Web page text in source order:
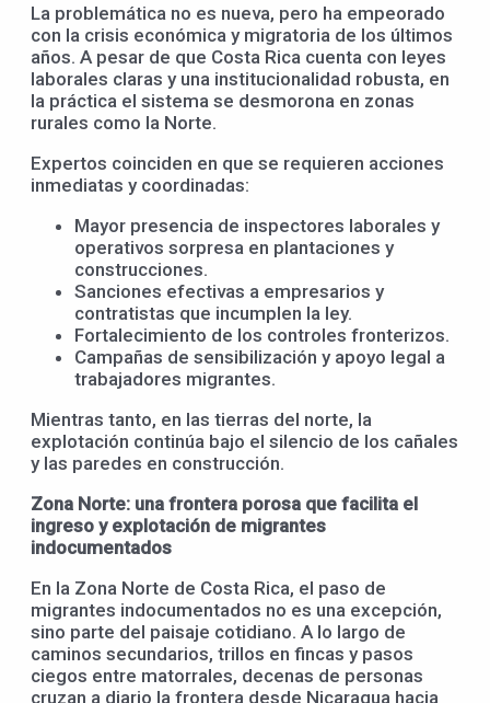
La problemática no es nueva, pero ha empeorado
con la crisis económica y migratoria de los últimos
años. A pesar de que Costa Rica cuenta con leyes
laborales claras y una institucionalidad robusta, en
la práctica el sistema se desmorona en zonas
rurales como la Norte.
Expertos coinciden en que se requieren acciones
inmediatas y coordinadas:
Mayor presencia de inspectores laborales y
operativos sorpresa en plantaciones y
construcciones.
Sanciones efectivas a empresarios y
contratistas que incumplen la ley.
Fortalecimiento de los controles fronterizos.
Campañas de sensibilización y apoyo legal a
trabajadores migrantes.
Mientras tanto, en las tierras del norte, la
explotación continúa bajo el silencio de los cañales
y las paredes en construcción.
Zona Norte: una frontera porosa que facilita el
ingreso y explotación de migrantes
indocumentados
En la Zona Norte de Costa Rica, el paso de
migrantes indocumentados no es una excepción,
sino parte del paisaje cotidiano. A lo largo de
caminos secundarios, trillos en fincas y pasos
ciegos entre matorrales, decenas de personas
cruzan a diario la frontera desde Nicaragua hacia